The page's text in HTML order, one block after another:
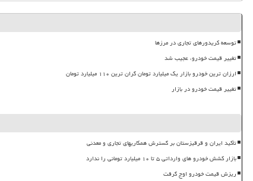
توسعه کریدورهای تجاری در مرزها
تغییر قیمت خودرو، عجیب شد
ارزان ترین خودرو بازار یک میلیارد تومان گران ترین ۱۱۰ میلیارد تومان
تغییر قیمت خودرو در بازار
تأکید ایران و قرقیزستان بر گسترش همکاریهای تجاری و معدنی
بازار کشش خودرو های وارداتی ۵ تا ۱۰ میلیارد تومانی را ندارد
ریزش قیمت خودرو اوج گرفت